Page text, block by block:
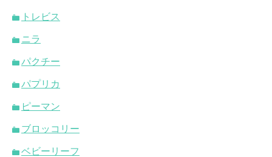
トレビス
ニラ
パクチー
パプリカ
ピーマン
ブロッコリー
ベビーリーフ